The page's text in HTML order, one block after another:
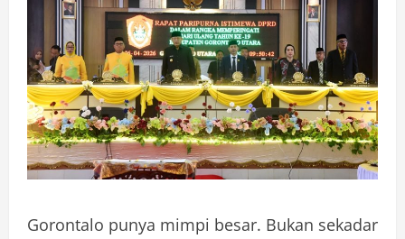
Gorontalo punya mimpi besar. Bukan sekadar